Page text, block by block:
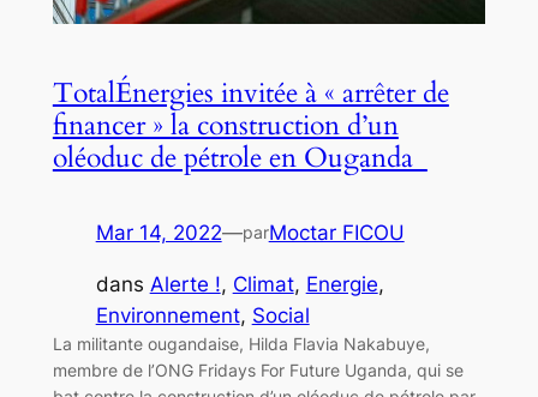
TotalÉnergies invitée à « arrêter de
financer » la construction d’un
oléoduc de pétrole en Ouganda
Mar 14, 2022—parMoctar FICOU
dans Alerte !, Climat, Energie
Environnement, Social
La militante ougandaise, Hilda Flavia Nakabuye,
membre de l’ONG Fridays For Future Uganda, qui se